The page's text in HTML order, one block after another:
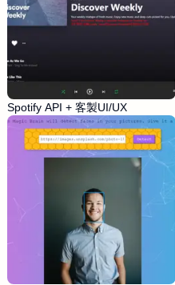
Spotify API + 客製UI/UX